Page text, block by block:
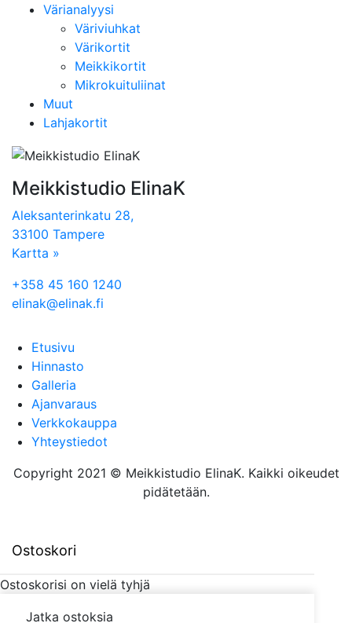
Värianalyysi
Väriviuhkat
Värikortit
Meikkikortit
Mikrokuituliinat
Muut
Lahjakortit
Meikkistudio ElinaK
Aleksanterinkatu 28,
33100 Tampere
Kartta »
+358 45 160 1240
elinak@elinak.fi
Etusivu
Hinnasto
Galleria
Ajanvaraus
Verkkokauppa
Yhteystiedot
Copyright 2021 © Meikkistudio ElinaK. Kaikki oikeudet
pidätetään.
Ostoskori
Ostoskorisi on vielä tyhjä
Jatka ostoksia